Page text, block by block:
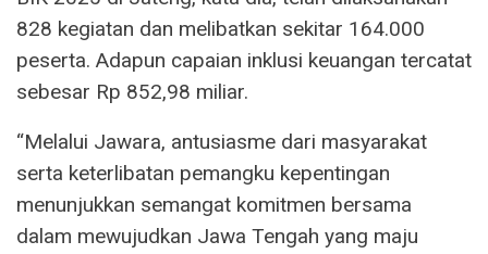
828 kegiatan dan melibatkan sekitar 164.000
peserta. Adapun capaian inklusi keuangan tercatat
sebesar Rp 852,98 miliar.
“Melalui Jawara, antusiasme dari masyarakat
serta keterlibatan pemangku kepentingan
menunjukkan semangat komitmen bersama
dalam mewujudkan Jawa Tengah yang maju